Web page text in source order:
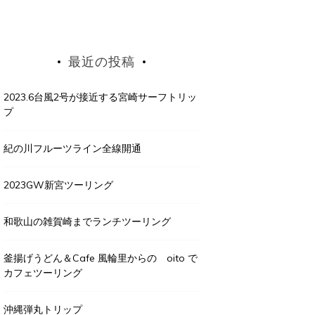
最近の投稿
2023.6台風2号が接近する宮崎サーフトリッ
プ
紀の川フルーツライン全線開通
2023GW新宮ツーリング
和歌山の雑賀崎までランチツーリング
釜揚げうどん＆Cafe 風輪里からの oito で
カフェツーリング
沖縄弾丸トリップ